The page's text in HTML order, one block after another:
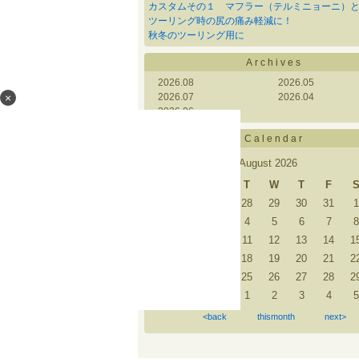
×
カスタムその１ マフラー（テルミニョーニ）
ツーリング時の尻の痛み軽減に！
秋冬のツーリング用に
Archives
2026.08
2026.07
2026.06
2026.05
2026.04
Calendar
August 2026
T W T F
S
28 29 30 31
1
4 5 6 7
8
11 12 13 14
18 19 20 21
25 26 27 28
1 2 3 4 5
<back thismonth next>